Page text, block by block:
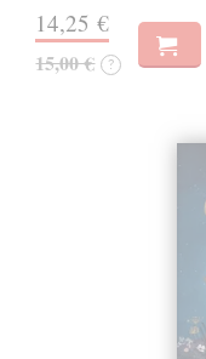
14,25 €
15,00 € ?